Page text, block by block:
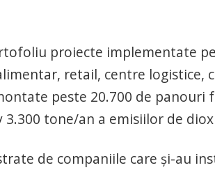
proiecte implementate
retail, centre logistice,
peste 20.700 de panouri
tone/an a emisiilor de
de companiile care și-au